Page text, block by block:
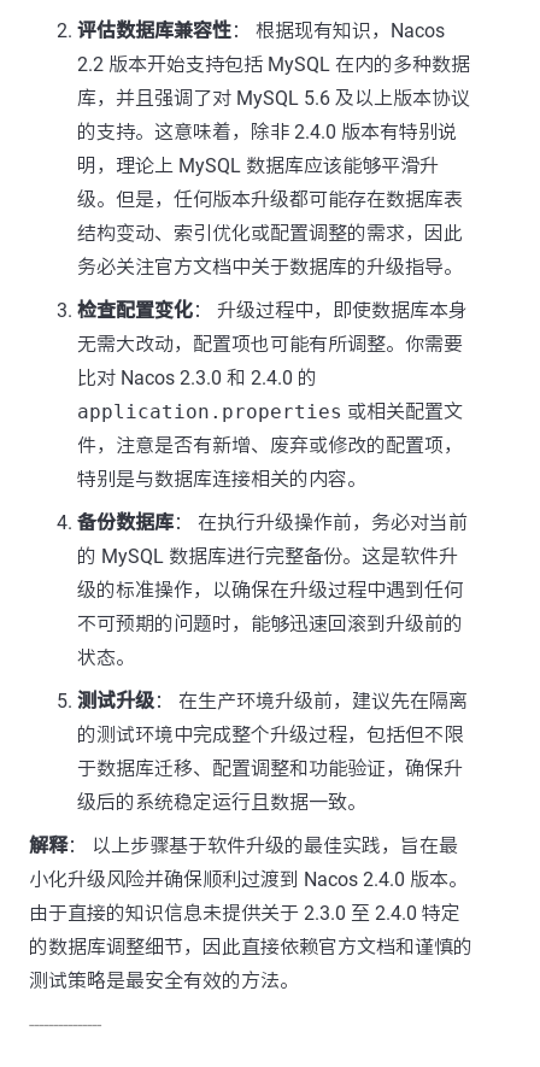
评估数据库兼容性： 根据现有知识，Nacos
2.2 版本开始支持包括 MySQL 在内的多种数据
库，并且强调了对 MySQL 5.6 及以上版本协议
的支持。这意味着，除非 2.4.0 版本有特别说
明，理论上 MySQL 数据库应该能够平滑升
级。但是，任何版本升级都可能存在数据库表
结构变动、索引优化或配置调整的需求，因此
务必关注官方文档中关于数据库的升级指导。
检查配置变化： 升级过程中，即使数据库本身
无需大改动，配置项也可能有所调整。你需要
比对 Nacos 2.3.0 和 2.4.0 的
application.properties 或相关配置文
件，注意是否有新增、废弃或修改的配置项，
特别是与数据库连接相关的内容。
备份数据库： 在执行升级操作前，务必对当前
的 MySQL 数据库进行完整备份。这是软件升
级的标准操作，以确保在升级过程中遇到任何
不可预期的问题时，能够迅速回滚到升级前的
状态。
测试升级： 在生产环境升级前，建议先在隔离
的测试环境中完成整个升级过程，包括但不限
于数据库迁移、配置调整和功能验证，确保升
级后的系统稳定运行且数据一致。
解释： 以上步骤基于软件升级的最佳实践，旨在最
小化升级风险并确保顺利过渡到 Nacos 2.4.0 版本。
由于直接的知识信息未提供关于 2.3.0 至 2.4.0 特定
的数据库调整细节，因此直接依赖官方文档和谨慎的
测试策略是最安全有效的方法。
---------------